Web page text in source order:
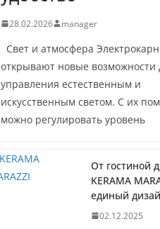
28.02.2026 manager
Свет и атмосфера
открывают новые возможности
управления естественным и
искусственным светом. С их
можно регулировать уровень
От гостиной
KERAMA
единый
02.12.2025